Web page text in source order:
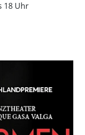
18 Uhr